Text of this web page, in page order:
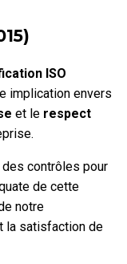
ISO
implication envers
et le respect
des contrôles pour
de cette
notre
la satisfaction de